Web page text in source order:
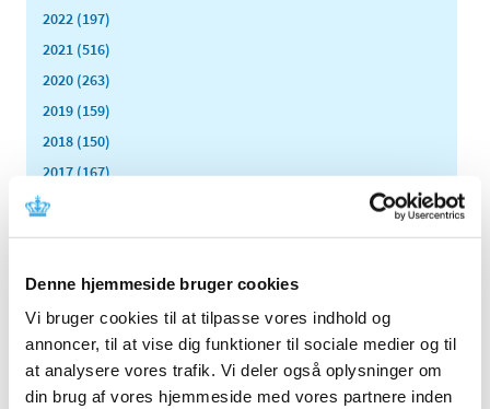
Denne hjemmeside bruger cookies
Vi bruger cookies til at tilpasse vores indhold og
annoncer, til at vise dig funktioner til sociale medier og til
at analysere vores trafik. Vi deler også oplysninger om
din brug af vores hjemmeside med vores partnere inden
2022 (197)
2021 (516)
2020 (263)
2019 (159)
2018 (150)
2017 (167)
2016 (167)
2015 (33)
2013 (49)
2012 (44)
december (2)
november (6)